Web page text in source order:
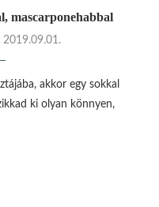
mascarponehabbal
2019.09.01.
akkor egy sokkal
ki olyan könnyen,